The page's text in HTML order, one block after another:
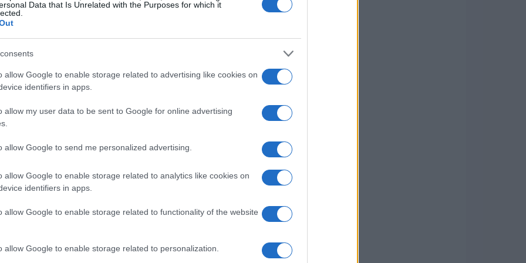
Data that Is Unrelated with the Purposes for which it
allow Google to enable storage related to advertising like cookies on
identifiers in apps.
allow my user data to be sent to Google for online advertising
allow Google to send me personalized advertising.
allow Google to enable storage related to analytics like cookies on
identifiers in apps.
allow Google to enable storage related to functionality of the website
allow Google to enable storage related to personalization.
fundamental cumplir con una serie de requisitos.
nómina activa que justifique ingresos mensuales.
800 euros y una antigüedad laboral de entre 3 a 6
prestamistas evaluar la capacidad financiera del